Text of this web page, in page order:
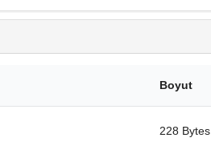
Boyut
228 Bytes